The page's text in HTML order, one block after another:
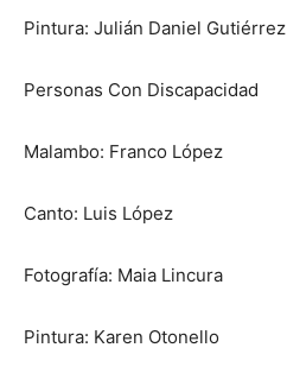
Pintura: Julián Daniel Gutiérrez
Personas Con Discapacidad
Malambo: Franco López
Canto: Luis López
Fotografía: Maia Lincura
Pintura: Karen Otonello